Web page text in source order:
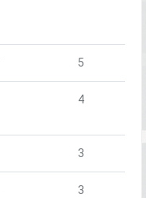
5
4
3
3